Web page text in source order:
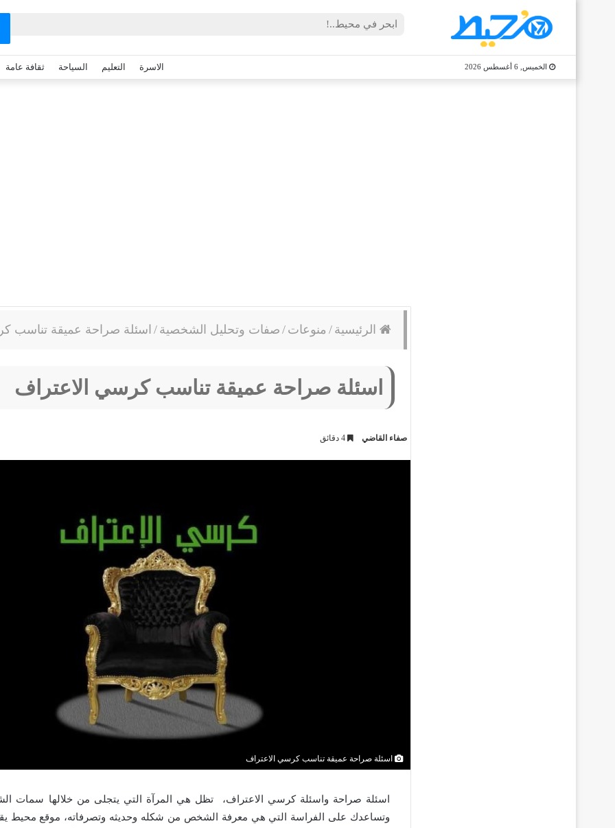
الخميس, 6 أغسطس 2026 الاسرة التعليم السياحة ثقافة عامة
الرئيسية / منوعات / صفات وتحليل الشخصية / اسئلة صراحة عميقة تناسب
اسئلة صراحة عميقة تناسب كرسي الاعتراف
صفاء القاضي
اسئلة صراحة عميقة تناسب كرسي الاعتراف
اسئلة صراحة واسئلة كرسي الاعتراف، تظل هي المرآة التي يتجلى من خلالها سمات
وتساعدك على الفراسة التي هي معرفة الشخص من شكله وحديثه وتصرفاته، موقع محيط